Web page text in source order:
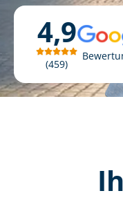
4,9
459